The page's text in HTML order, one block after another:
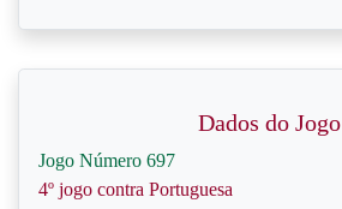
Dados do Jogo
Jogo Número 697
4º jogo contra Portuguesa